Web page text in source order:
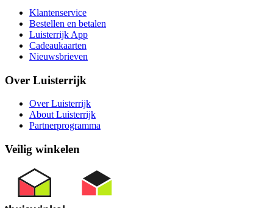
Klantenservice
Bestellen en betalen
Luisterrijk App
Cadeaukaarten
Nieuwsbrieven
Over Luisterrijk
Over Luisterrijk
About Luisterrijk
Partnerprogramma
Veilig winkelen